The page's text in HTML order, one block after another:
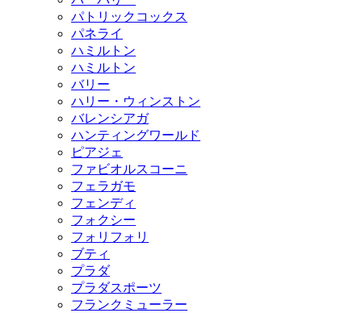
パトリックコックス
パネライ
ハミルトン
ハミルトン
バリー
ハリー・ウィンストン
バレンシアガ
ハンティングワールド
ピアジェ
ファビオルスコーニ
フェラガモ
フェンディ
フォクシー
フォリフォリ
ブティ
プラダ
プラダスポーツ
フランクミューラー